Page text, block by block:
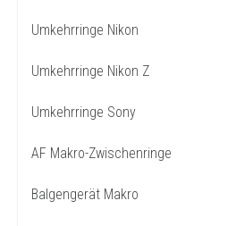
Umkehrringe Nikon
Umkehrringe Nikon Z
Umkehrringe Sony
AF Makro-Zwischenringe
Balgengerät Makro